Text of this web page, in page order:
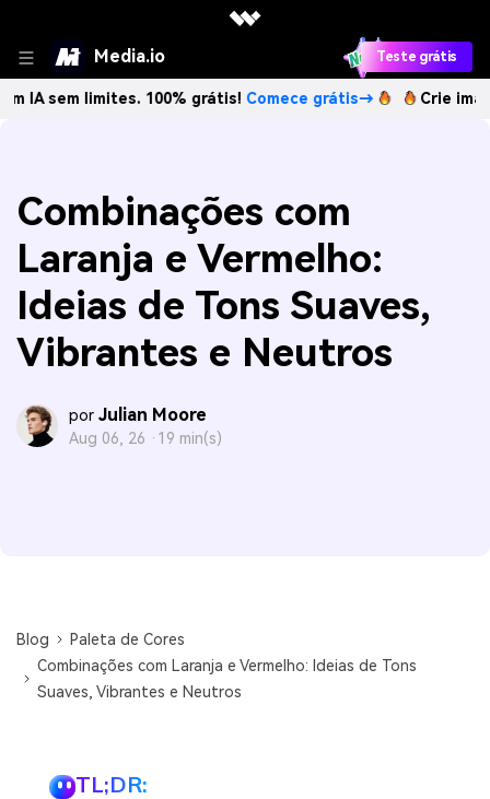
Media.io Teste grátis
limites. 100% grátis!Comece grátis→ Crie imagens com
Combinações com
Laranja e Vermelho:
Ideias de Tons Suaves,
Vibrantes e Neutros
por Julian Moore
Aug 06, 26 · 19 min(s)
Blog
Paleta de Cores
Combinações com Laranja e Vermelho: Ideias de Tons
Suaves, Vibrantes e Neutros
TL;DR: